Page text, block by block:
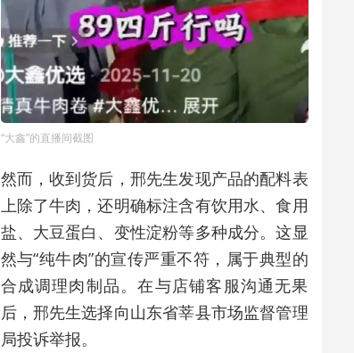
“大鑫”的直播间截图
然而，收到货后，邢先生发现产品的配料表
上除了牛肉，还明确标注含有饮用水、食用
盐、大豆蛋白、变性淀粉等多种成分。这显
然与“纯牛肉”的宣传严重不符，属于典型的
合成调理肉制品。在与店铺客服沟通无果
后，邢先生选择向山东省莘县市场监督管理
局投诉举报。